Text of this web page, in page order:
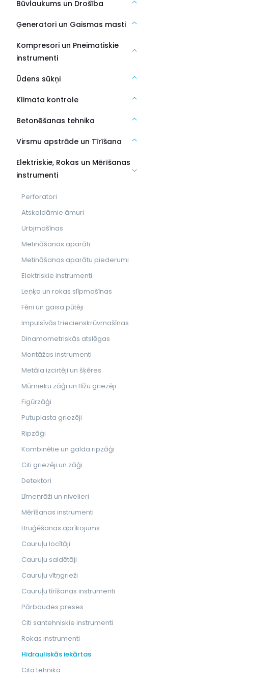
Būvlaukums un Drošība
Ģeneratori un Gaismas masti
Kompresori un Pneimatiskie
instrumenti
Ūdens sūkņi
Klimata kontrole
Betonēšanas tehnika
Virsmu apstrāde un Tīrīšana
Elektriskie, Rokas un Mērīšanas
instrumenti
Perforatori
Atskaldāmie āmuri
Urbjmašīnas
Metināšanas aparāti
Metināšanas aparātu piederumi
Elektriskie instrumenti
Leņķa un rokas slīpmašīnas
Fēni un gaisa pūtēji
Impulsīvās triecienskrūvmašīnas
Dinamometriskās atslēgas
Montāžas instrumenti
Metāla izcirtēji un šķēres
Mūrnieku zāģi un flīžu griezēji
Figūrzāģi
Putuplasta griezēji
Ripzāģi
Kombinētie un galda ripzāģi
Citi griezēji un zāģi
Detektori
Līmeņrāži un nivelieri
Mērīšanas instrumenti
Bruģēšanas aprīkojums
Cauruļu locītāji
Cauruļu saldētāji
Cauruļu vītņgrieži
Cauruļu tīrīšanas instrumenti
Pārbaudes preses
Citi santehniskie instrumenti
Rokas instrumenti
Hidrauliskās iekārtas
Cita tehnika